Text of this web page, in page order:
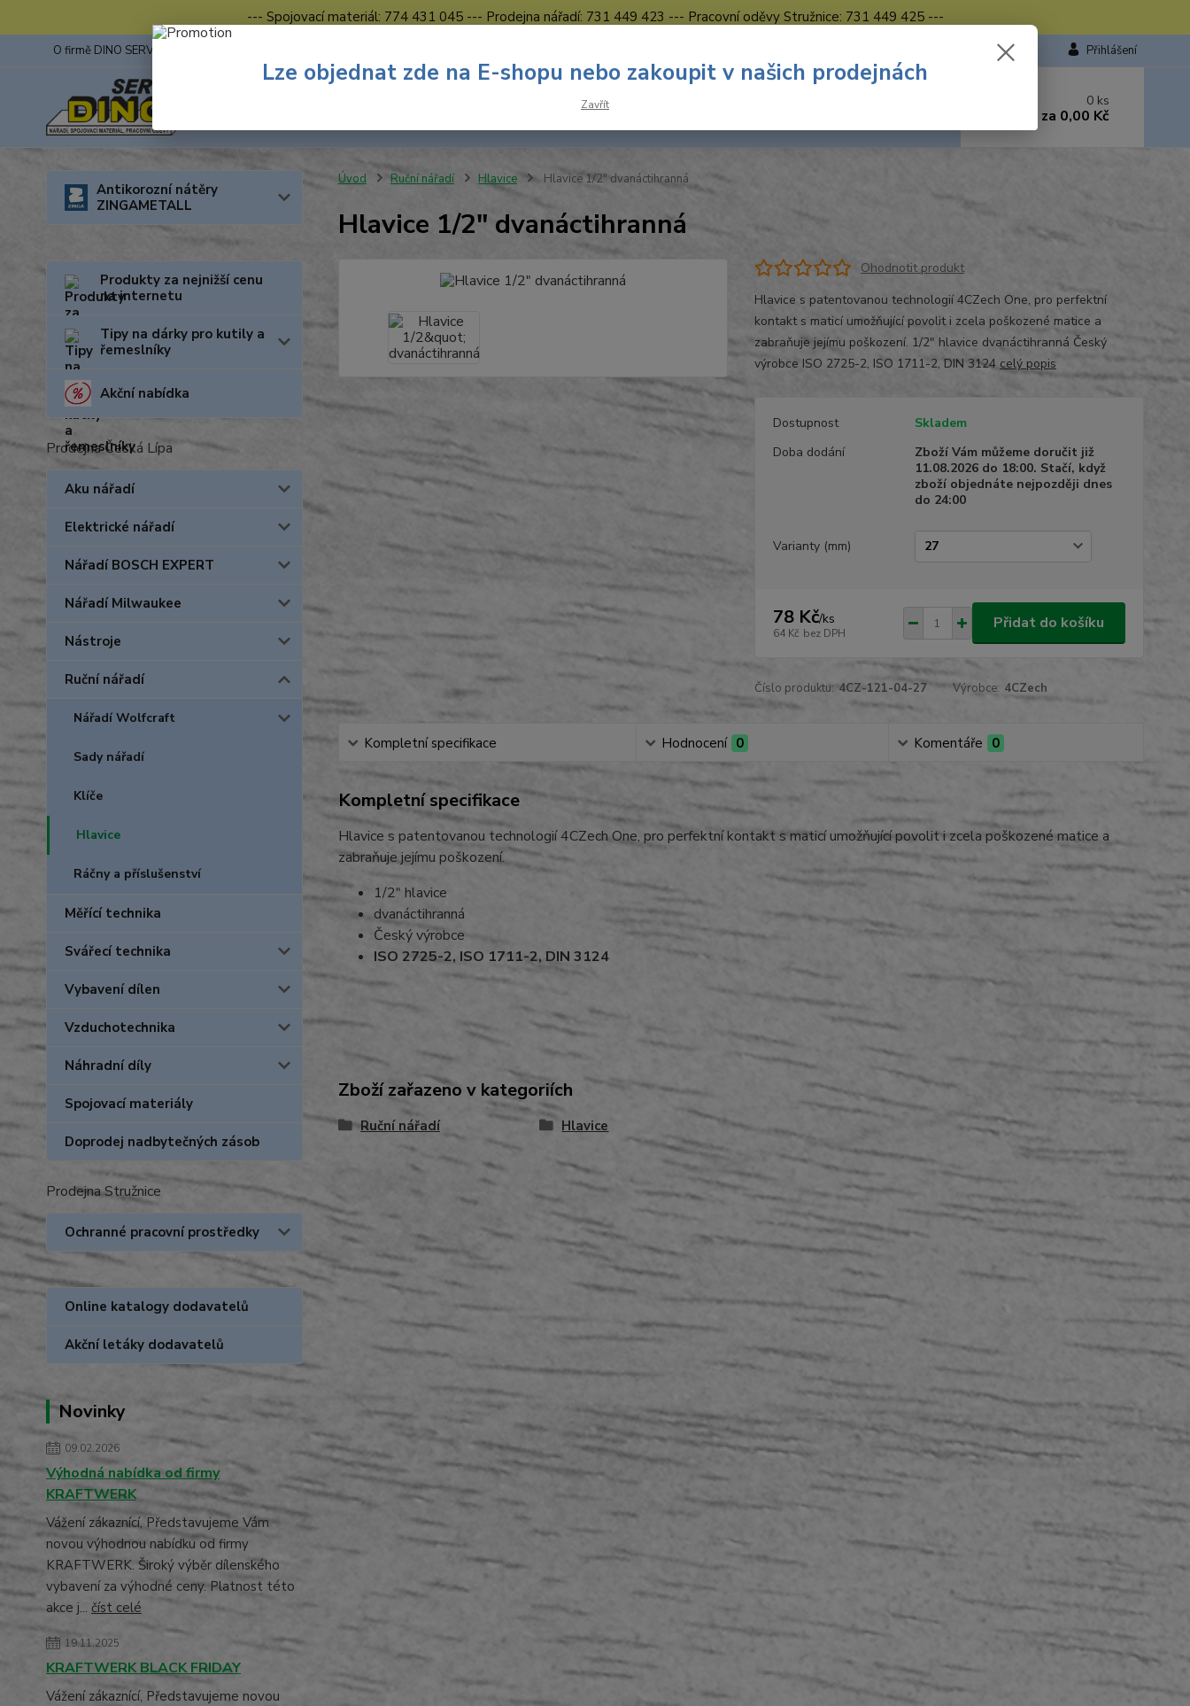
--- Spojovací materiál: 774 431 045 --- Prodejna nářadí: 731 449 423 --- Pracovní oděvy Stružnice: 731 449 425 ---
O firmě DINO SERVIS s.r.o. Přihlášení
Hledat
Nevíte si rady? Zavolejte.
0 ks
za 0,00 Kč
Antikorozní nátěry
ZINGAMETALL
Produkty za nejnižší cenu
na internetu
Tipy na dárky pro kutily a
řemeslníky
Akční nabídka
Prodejna Česká Lípa
Aku nářadí
Elektrické nářadí
Nářadí BOSCH EXPERT
Nářadí Milwaukee
Nástroje
Ruční nářadí
Nářadí Wolfcraft
Sady nářadí
Klíče
Hlavice
Ráčny a příslušenství
Měřící technika
Svářecí technika
Vybavení dílen
Vzduchotechnika
Náhradní díly
Spojovací materiály
Doprodej nadbytečných zásob
Prodejna Stružnice
Ochranné pracovní prostředky
Online katalogy dodavatelů
Akční letáky dodavatelů
Novinky
09.02.2026
Výhodná nabídka od firmy
KRAFTWERK
Vážení zákaznící, Představujeme Vám
novou výhodnou nabídku od firmy
KRAFTWERK. Široký výběr dílenského
vybavení za výhodné ceny. Platnost této
akce j... číst celé
19.11.2025
KRAFTWERK BLACK FRIDAY
Vážení zákaznící, Představujeme novou
Úvod Ruční nářadí Hlavice Hlavice 1/2" dvanáctihranná
Hlavice 1/2" dvanáctihranná
Ohodnotit produkt
Hlavice s patentovanou technologií 4CZech One, pro perfektní
kontakt s maticí umožňující povolit i zcela poškozené matice a
zabraňuje jejímu poškození. 1/2" hlavice dvanáctihranná Český
výrobce ISO 2725-2, ISO 1711-2, DIN 3124 celý popis
Dostupnost
Skladem
Doba dodání
Zboží Vám můžeme doručit již
11.08.2026 do 18:00. Stačí, když
zboží objednáte nejpozději dnes
do 24:00
Varianty (mm)
78 Kč/ks
64 Kč bez DPH
Přidat do košíku
Číslo produktu: 4CZ-121-04-27 Výrobce: 4CZech
Kompletní specifikace Hodnocení 0 Komentáře 0
Kompletní specifikace
Hlavice s patentovanou technologií 4CZech One, pro perfektní kontakt s maticí umožňující povolit i zcela poškozené matice a
zabraňuje jejímu poškození.
1/2" hlavice
dvanáctihranná
Český výrobce
ISO 2725-2, ISO 1711-2, DIN 3124
Zboží zařazeno v kategoriích
Ruční nářadí Hlavice
Lze objednat zde na E-shopu nebo zakoupit v našich prodejnách
Zavřít